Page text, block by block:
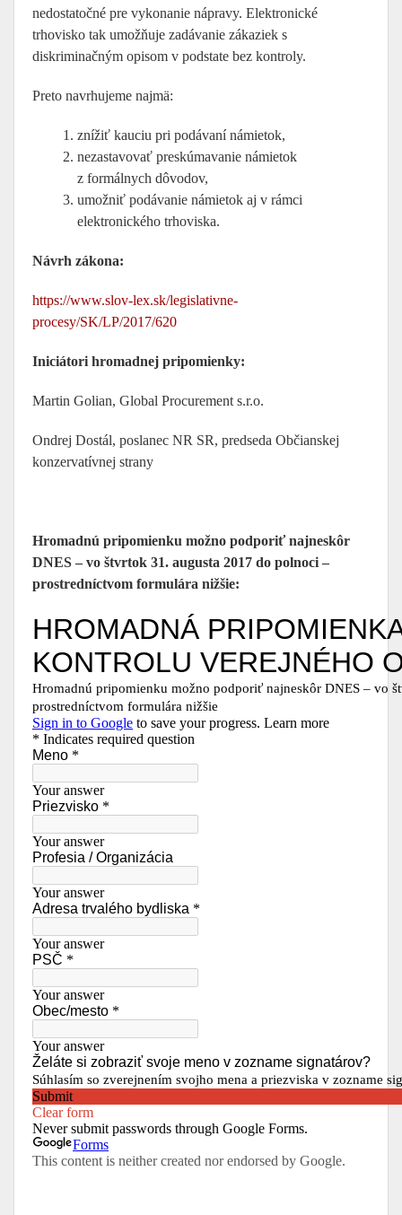
nedostatočné pre vykonanie nápravy. Elektronické
trhovisko tak umožňuje zadávanie zákaziek s
diskriminačným opisom v podstate bez kontroly.
Preto navrhujeme najmä:
znížiť kauciu pri podávaní námietok,
nezastavovať preskúmavanie námietok
z formálnych dôvodov,
umožniť podávanie námietok aj v rámci
elektronického trhoviska.
Návrh zákona:
https://www.slov-lex.sk/legislativne-
procesy/SK/LP/2017/620
Iniciátori hromadnej pripomienky:
Martin Golian, Global Procurement s.r.o.
Ondrej Dostál, poslanec NR SR, predseda Občianskej
konzervatívnej strany
Hromadnú pripomienku možno podporiť najneskôr
DNES – vo štvrtok 31. augusta 2017 do polnoci –
prostredníctvom formulára nižšie: